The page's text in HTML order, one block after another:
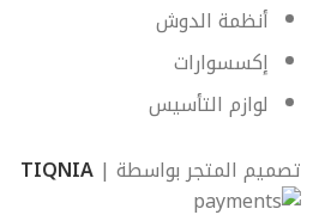
أنظمة الدوش
إكسسوارات
لوازم التأسيس
تصميم المتجر بواسطة | TIQNIA